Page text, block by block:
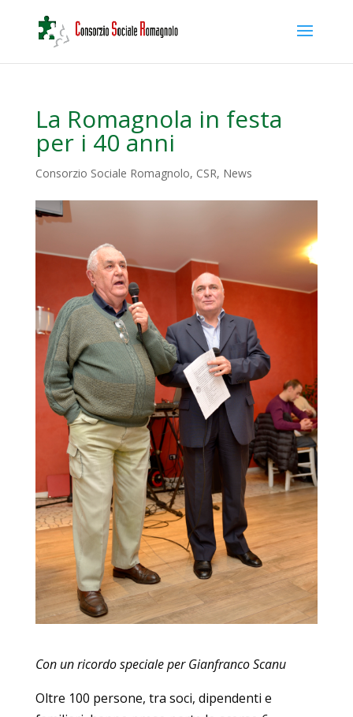
La Romagnola in festa
per i 40 anni
Consorzio Sociale Romagnolo, CSR, News
Con un ricordo speciale per Gianfranco Scanu
Oltre 100 persone, tra soci, dipendenti e